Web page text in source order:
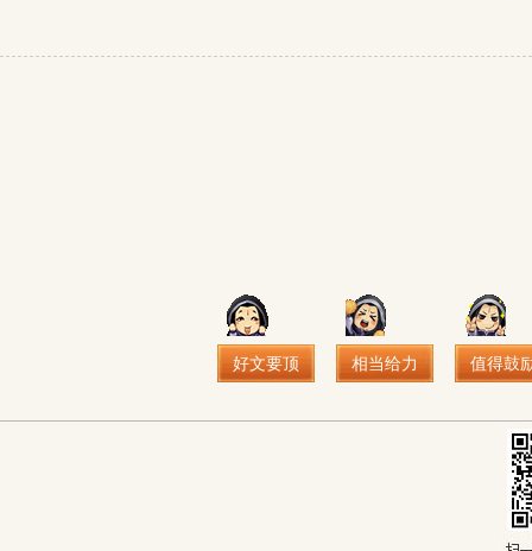
好文要顶 相当给力 值得鼓